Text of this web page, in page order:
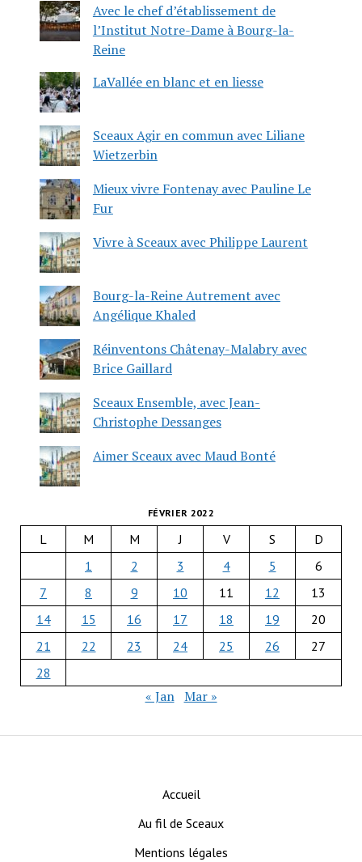
Avec le chef d’établissement de
l’Institut Notre-Dame à Bourg-la-
Reine
LaVallée en blanc et en liesse
Sceaux Agir en commun avec Liliane
Wietzerbin
Mieux vivre Fontenay avec Pauline Le
Fur
Vivre à Sceaux avec Philippe Laurent
Bourg-la-Reine Autrement avec
Angélique Khaled
Réinventons Châtenay-Malabry avec
Brice Gaillard
Sceaux Ensemble, avec Jean-
Christophe Dessanges
Aimer Sceaux avec Maud Bonté
FÉVRIER 2022
L M M J V S
D
1
2 3 4 5
6
7
8 9 10 11 12
13
14
15 16 17 18 19
20
21
22 23 24 25 26
27
28
« Jan Mar »
Accueil
Au fil de Sceaux
Mentions légales